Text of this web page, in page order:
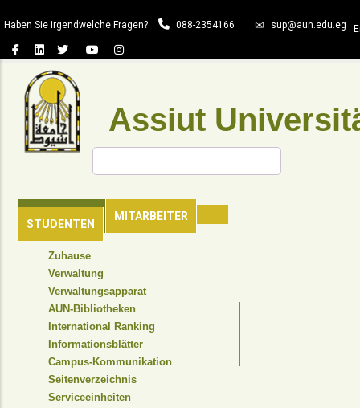
zum
Inhalt
Haben Sie irgendwelche Fragen? 088-2354166 sup@aun.edu.eg
Assiut
MITARBEITER
STUDENTEN
Suche
HEADER
NAVIGATION
Zuhause
Verwaltung
Verwaltungsapparat
AUN-Bibliotheken
International Ranking
Informationsblätter
Campus-Kommunikation
Seitenverzeichnis
Serviceeinheiten